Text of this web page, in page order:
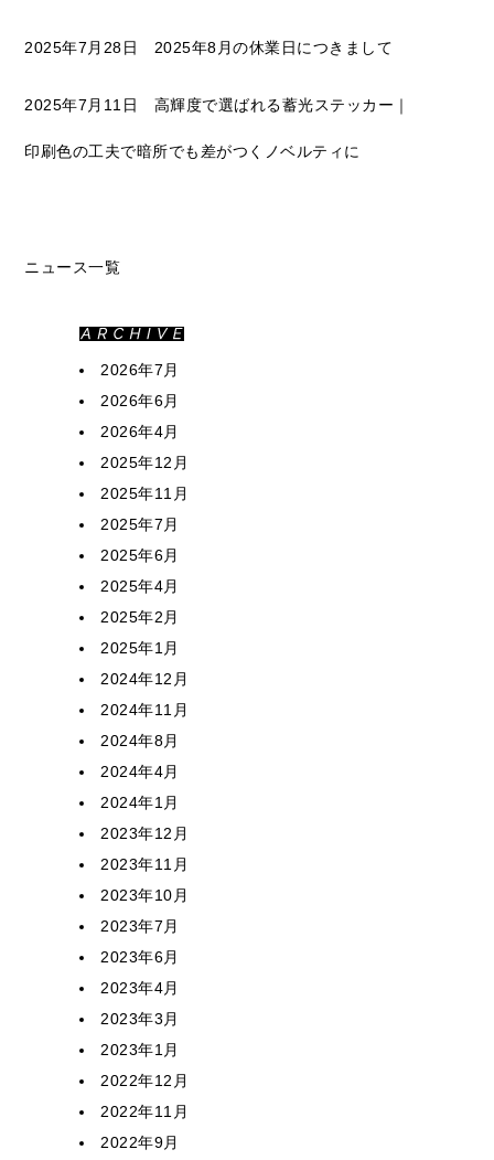
2025年7月28日 2025年8月の休業日につきまして
2025年7月11日 高輝度で選ばれる蓄光ステッカー｜
印刷色の工夫で暗所でも差がつくノベルティに
ニュース一覧
2026年7月
2026年6月
2026年4月
2025年12月
2025年11月
2025年7月
2025年6月
2025年4月
2025年2月
2025年1月
2024年12月
2024年11月
2024年8月
2024年4月
2024年1月
2023年12月
2023年11月
2023年10月
2023年7月
2023年6月
2023年4月
2023年3月
2023年1月
2022年12月
2022年11月
2022年9月